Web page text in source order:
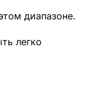
диапазоне.
легко